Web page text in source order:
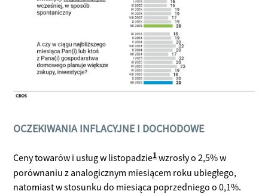
OCZEKIWANIA INFLACYJNE I DOCHODOWE
Ceny towarów i usług w listopadzie1wzrosły o 2,5% w
porównaniu z analogicznym miesiącem roku ubiegłego,
natomiast w stosunku do miesiąca poprzedniego o 0,1%.